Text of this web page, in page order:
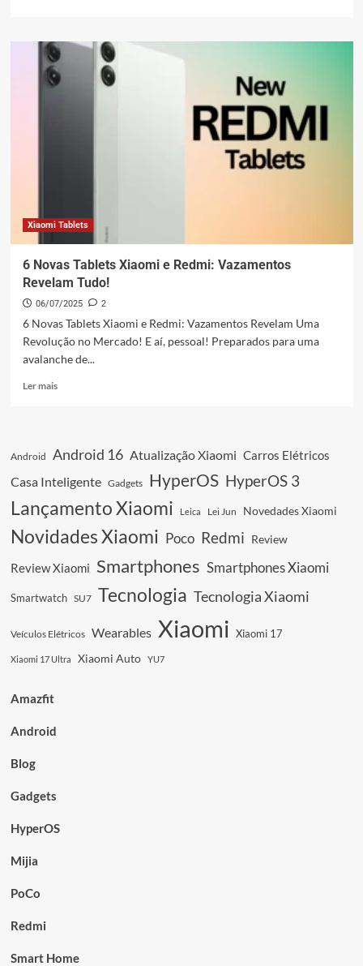
Xiaomi
Pad
8
PXiaomi
no
da
Xiaomiro:
Tela
IPS
em
vez
Xiaomi Tablets
6 Novas Tablets Xiaomi e Redmi: Vazamentos
Revelam Tudo!
06/07/2025 2
6 Novas Tablets Xiaomi e Redmi: Vazamentos Revelam Uma
Revolução no Mercado! E aí, pessoal! Preparados para uma
avalanche de...
Ler maisLeia
Tablets
Xiaomi
Redmi:
Revelam
Android Android 16 Atualização Xiaomi Carros Elétricos
Casa Inteligente Gadgets HyperOS HyperOS 3
Lançamento Xiaomi Leica Lei Jun Novedades Xiaomi
Novidades Xiaomi Poco Redmi Review
Review Xiaomi Smartphones Smartphones Xiaomi
Smartwatch SU7 Tecnologia Tecnologia Xiaomi
Veículos Elétricos Wearables Xiaomi Xiaomi 17
Xiaomi 17 Ultra Xiaomi Auto YU7
Amazfit
Android
Blog
Gadgets
HyperOS
Mijia
PoCo
Redmi
Smart Home